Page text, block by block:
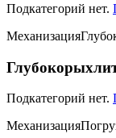
Подкатегорий нет.
Механизация
Подкатегорий нет.
Механизация